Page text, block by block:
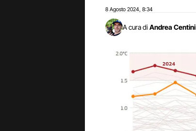
8 Agosto 2024 8:34
A cura di Andrea Centini